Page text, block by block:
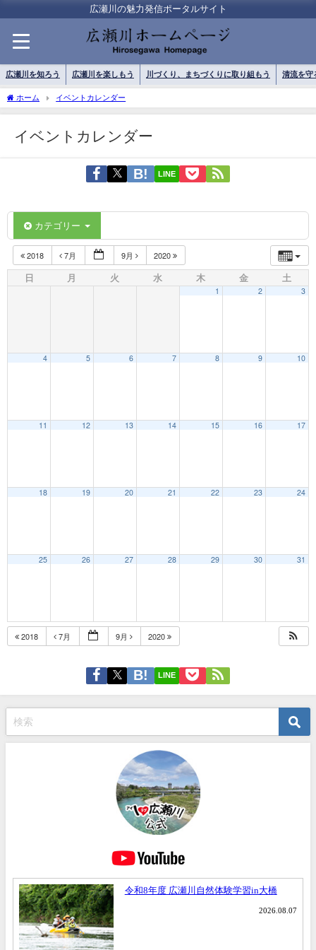
広瀬川の魅力発信ポータルサイト
広瀬川を知ろう 広瀬川を楽しもう 川づくり、まちづくりに取り組もう 清流を守
ホーム イベントカレンダー
イベントカレンダー
LINE
カテゴリー
2018 7月 9月 2020
日 月 火 水 木 金 土
1 2 3
4 5 6 7 8 9 10
11 12 13 14 15 16 17
18 19 20 21 22 23 24
25 26 27 28 29 30 31
2018 7月 9月 2020
LINE